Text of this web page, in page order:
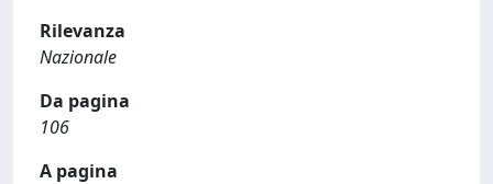
Rilevanza
Nazionale
Da pagina
106
A pagina